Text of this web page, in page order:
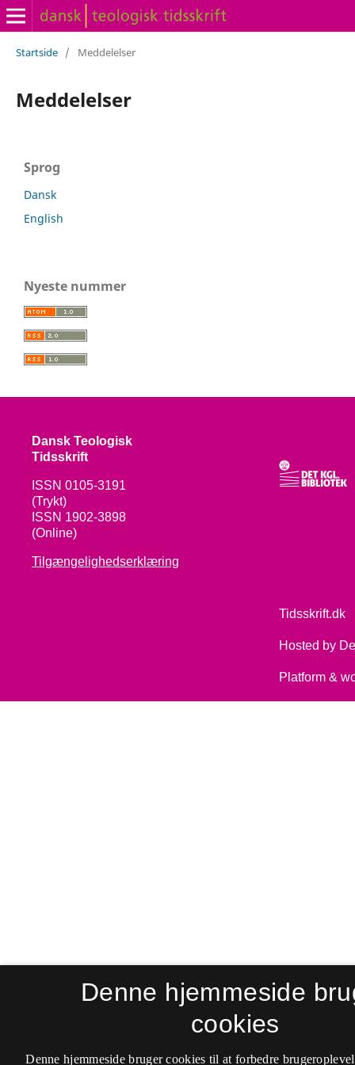
Startside / Meddelelser
Meddelelser
Sprog
Dansk
English
Nyeste nummer
Dansk Teologisk
Tidsskrift
ISSN 0105-3191
(Trykt)
ISSN 1902-3898
(Online)
Tilgængelighedserklæring
Denne hjemmeside
cookies
Denne hjemmeside bruger cookies til at forbedre